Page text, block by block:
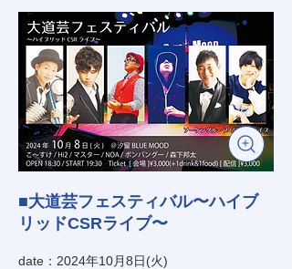
■大道芸フェスティバル〜ハイブ
リッドCSRライブ〜
date：2024年10月8日(火)